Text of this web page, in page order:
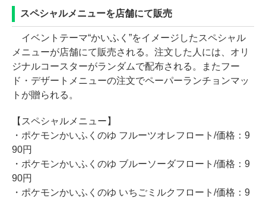
スペシャルメニューを店舗にて販売
イベントテーマ“かいふく”をイメージしたスペシャル
メニューが店舗にて販売される。注文した人には、オリ
ジナルコースターがランダムで配布される。またフー
ド・デザートメニューの注文でペーパーランチョンマッ
トが贈られる。
【スペシャルメニュー】
・ポケモンかいふくのゆ フルーツオレフロート/価格：9
90円
・ポケモンかいふくのゆ ブルーソーダフロート/価格：9
90円
・ポケモンかいふくのゆ いちごミルクフロート/価格：9